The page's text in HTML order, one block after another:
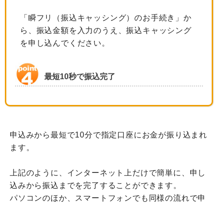
「瞬フリ（振込キャッシング）のお手続き」か
ら、振込金額を入力のうえ、振込キャッシング
を申し込んでください。
最短10秒で振込完了
申込みから最短で10分で指定口座にお金が振り込まれ
ます。
上記のように、インターネット上だけで簡単に、申し
込みから振込までを完了することができます。
パソコンのほか、スマートフォンでも同様の流れで申